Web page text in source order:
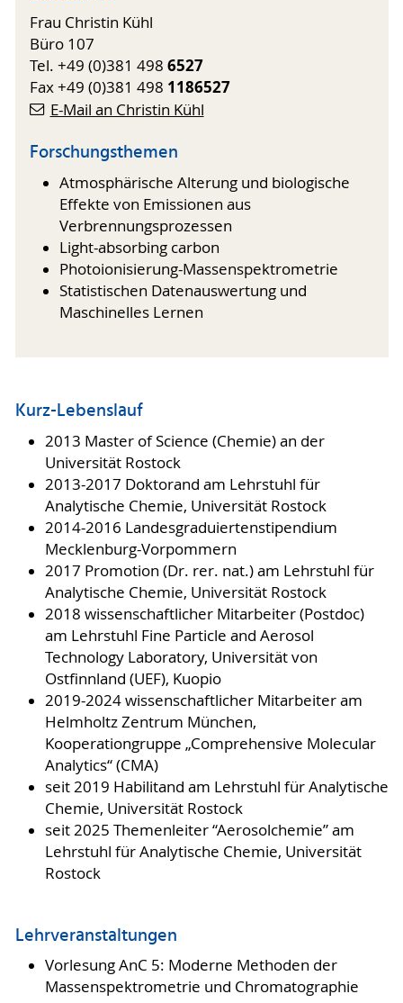
Frau Christin Kühl
Büro 107
Tel. +49 (0)381 498 6527
Fax +49 (0)381 498 1186527
E-Mail an Christin Kühl
Forschungsthemen
Atmosphärische Alterung und biologische
Effekte von Emissionen aus
Verbrennungsprozessen
Light-absorbing carbon
Photoionisierung-Massenspektrometrie
Statistischen Datenauswertung und
Maschinelles Lernen
Kurz-Lebenslauf
2013 Master of Science (Chemie) an der
Universität Rostock
2013-2017 Doktorand am Lehrstuhl für
Analytische Chemie, Universität Rostock
2014-2016 Landesgraduiertenstipendium
Mecklenburg-Vorpommern
2017 Promotion (Dr. rer. nat.) am Lehrstuhl für
Analytische Chemie, Universität Rostock
2018 wissenschaftlicher Mitarbeiter (Postdoc)
am Lehrstuhl Fine Particle and Aerosol
Technology Laboratory, Universität von
Ostfinnland (UEF), Kuopio
2019-2024 wissenschaftlicher Mitarbeiter am
Helmholtz Zentrum München,
Kooperationgruppe „Comprehensive Molecular
Analytics“ (CMA)
seit 2019 Habilitand am Lehrstuhl für Analytische
Chemie, Universität Rostock
seit 2025 Themenleiter “Aerosolchemie” am
Lehrstuhl für Analytische Chemie, Universität
Rostock
Lehrveranstaltungen
Vorlesung AnC 5: Moderne Methoden der
Massenspektrometrie und Chromatographie